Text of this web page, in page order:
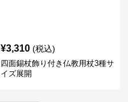
¥3,310 (税込)
四面錫杖飾り付き仏教用杖3種サ
イズ展開